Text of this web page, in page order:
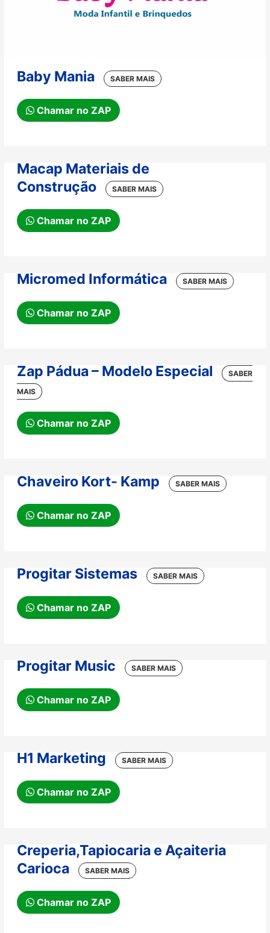
Baby Mania
Chamar no ZAP
Macap Materiais de
Construção
Chamar no ZAP
Micromed Informática
Chamar no ZAP
Zap Pádua – Modelo Especial
Chamar no ZAP
Chaveiro Kort- Kamp
Chamar no ZAP
Progitar Sistemas
Chamar no ZAP
Progitar Music
Chamar no ZAP
H1 Marketing
Chamar no ZAP
Creperia,Tapiocaria e Açaiteria
Carioca
Chamar no ZAP